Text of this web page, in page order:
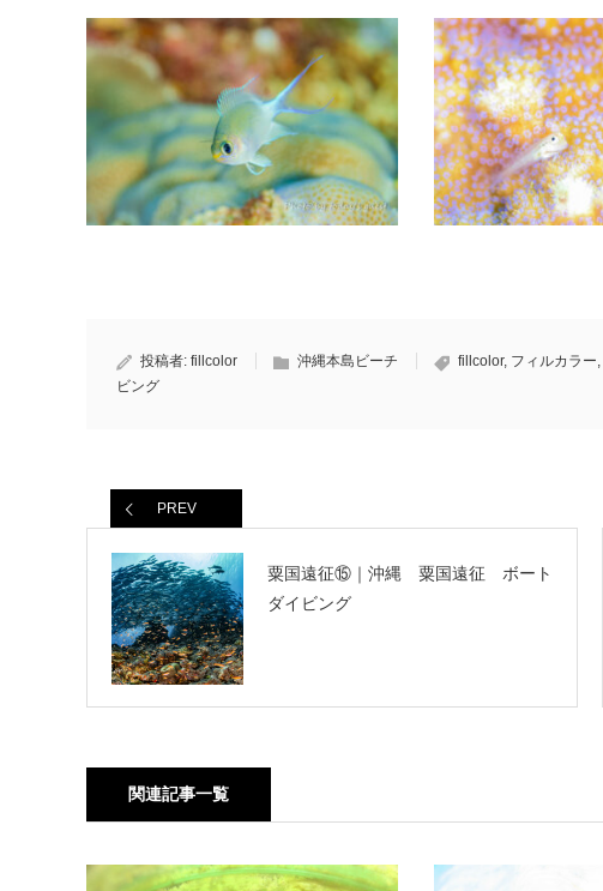
投稿者: fillcolor 沖縄本島ビーチ fillcolor, フィルカラー,
ビング
PREV
粟国遠征⑮｜沖縄 粟国遠征 ボート
ダイビング
関連記事一覧